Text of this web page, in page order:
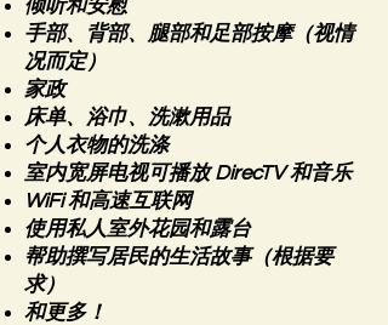
倾听和安慰
手部、背部、腿部和足部按摩（视情
况而定）
家政
床单、浴巾、洗漱用品
个人衣物的洗涤
室内宽屏电视可播放 DirecTV 和音乐
WiFi 和高速互联网
使用私人室外花园和露台
帮助撰写居民的生活故事（根据要
求）
和更多！